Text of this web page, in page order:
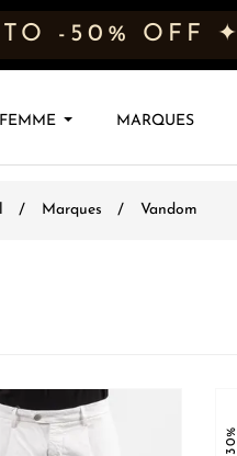
-50% OFF ✦
FEMME MARQUES
Marques Vandom
-30%